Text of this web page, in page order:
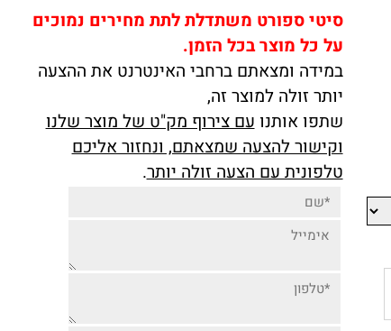
סיטי ספורט משתדלת לתת מחירים נמוכים
על כל מוצר בכל הזמן.
במידה ומצאתם ברחבי האינטרנט את ההצעה
יותר זולה למוצר זה,
שתפו אותנועם צירוף מק"ט של מוצר שלנו
וקישור להצעה שמצאתם, ונחזור אליכם
טלפונית עם הצעה זולה יותר